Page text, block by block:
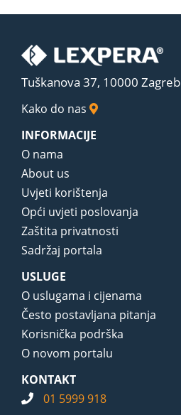
Tuškanova 37, 10000 Zagreb
Kako do nas
INFORMACIJE
O nama
About us
Uvjeti korištenja
Opći uvjeti poslovanja
Zaštita privatnosti
Sadržaj portala
USLUGE
O uslugama i cijenama
Često postavljana pitanja
Korisnička podrška
O novom portalu
KONTAKT
01 5999 918